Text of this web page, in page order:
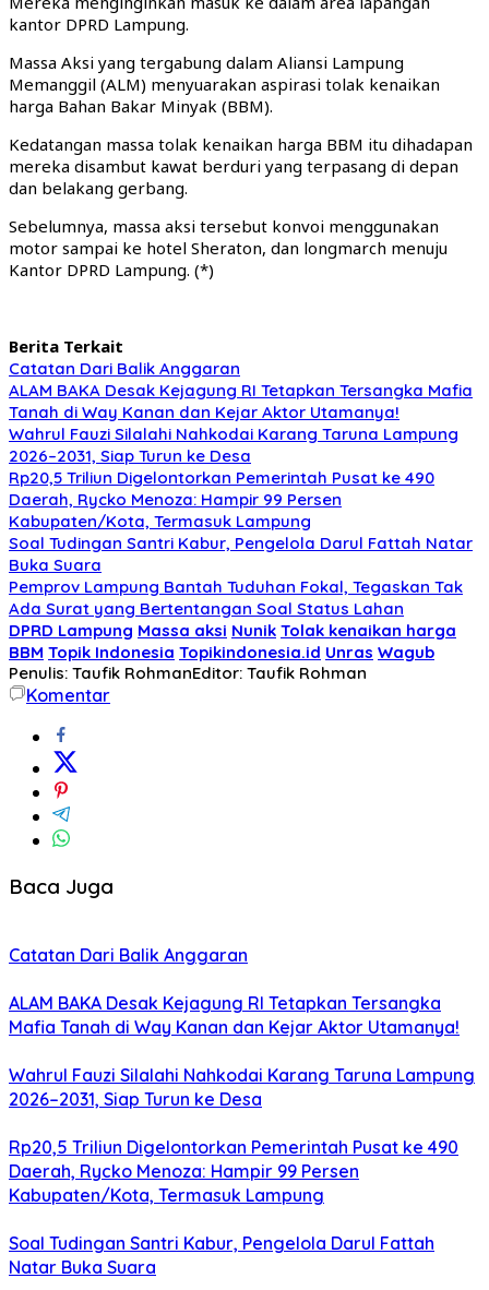
kantor DPRD Lampung.
Massa Aksi yang tergabung dalam Aliansi Lampung
Memanggil (ALM) menyuarakan aspirasi tolak kenaikan
harga Bahan Bakar Minyak (BBM).
Kedatangan massa tolak kenaikan harga BBM itu dihadapan
mereka disambut kawat berduri yang terpasang di depan
dan belakang gerbang.
Sebelumnya, massa aksi tersebut konvoi menggunakan
motor sampai ke hotel Sheraton, dan longmarch menuju
Kantor DPRD Lampung. (*)
Berita Terkait
Catatan Dari Balik Anggaran
ALAM BAKA Desak Kejagung RI Tetapkan Tersangka Mafia
Tanah di Way Kanan dan Kejar Aktor Utamanya!
Wahrul Fauzi Silalahi Nahkodai Karang Taruna Lampung
2026–2031, Siap Turun ke Desa
Rp20,5 Triliun Digelontorkan Pemerintah Pusat ke 490
Daerah, Rycko Menoza: Hampir 99 Persen
Kabupaten/Kota, Termasuk Lampung
Soal Tudingan Santri Kabur, Pengelola Darul Fattah Natar
Buka Suara
Pemprov Lampung Bantah Tuduhan Fokal, Tegaskan Tak
Ada Surat yang Bertentangan Soal Status Lahan
DPRD Lampung Massa aksi Nunik Tolak kenaikan harga
BBM Topik Indonesia Topikindonesia.id Unras Wagub
Penulis: Taufik RohmanEditor: Taufik Rohman
Komentar
Baca Juga
Catatan Dari Balik Anggaran
ALAM BAKA Desak Kejagung RI Tetapkan Tersangka
Mafia Tanah di Way Kanan dan Kejar Aktor Utamanya!
Wahrul Fauzi Silalahi Nahkodai Karang Taruna Lampung
2026–2031, Siap Turun ke Desa
Rp20,5 Triliun Digelontorkan Pemerintah Pusat ke 490
Daerah, Rycko Menoza: Hampir 99 Persen
Kabupaten/Kota, Termasuk Lampung
Soal Tudingan Santri Kabur, Pengelola Darul Fattah
Natar Buka Suara